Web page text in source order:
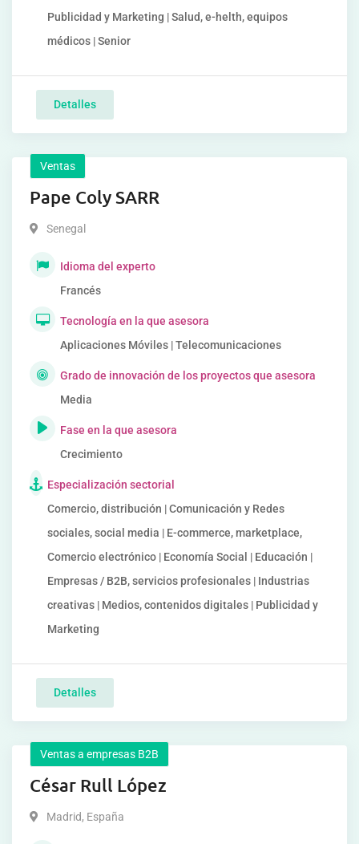
Publicidad y Marketing | Salud, e-helth, equipos
médicos | Senior
Detalles
Ventas
Pape Coly SARR
Senegal
Idioma del experto
Francés
Tecnología en la que asesora
Aplicaciones Móviles | Telecomunicaciones
Grado de innovación de los proyectos que asesora
Media
Fase en la que asesora
Crecimiento
Especialización sectorial
Comercio, distribución | Comunicación y Redes
sociales, social media | E-commerce, marketplace,
Comercio electrónico | Economía Social | Educación |
Empresas / B2B, servicios profesionales | Industrias
creativas | Medios, contenidos digitales | Publicidad y
Marketing
Detalles
Ventas a empresas B2B
César Rull López
Madrid, España